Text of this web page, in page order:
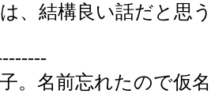
、結構良い話だと
。名前忘れたので仮